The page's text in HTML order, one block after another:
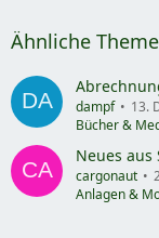
Ähnliche
dampf
13.
Bücher &
Neues aus
cargonaut
Anlagen &